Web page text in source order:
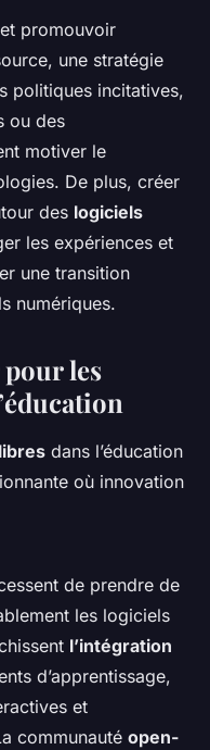
promouvoir
une stratégie
politiques incitatives,
ou des
motiver le
De plus, créer
des logiciels
les expériences et
une transition
numériques.
pour les
dans l’éducation
où innovation
de prendre de
les logiciels
l’intégration
d’apprentissage,
et
communauté open-